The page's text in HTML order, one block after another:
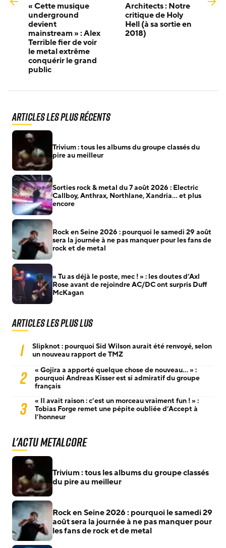
« Cette musique
underground
devient
mainstream » : Alex
Terrible fier de voir
le metal extrême
conquérir le grand
public
Architects : Notre
critique de Holy
Hell (à sa sortie en
2018)
Articles les plus récents
Trivium : tous les albums du groupe classés du
pire au meilleur
Sorties rock & metal du 7 août 2026 : Electric
Callboy, Anthrax, Northlane, Xandria… et plus
encore
Rock en Seine 2026 : pourquoi le samedi 29 août
sera la journée à ne pas manquer pour les fans de
rock et de metal
« Tu as déjà le poste, mec ! » : les doutes d’Axl
Rose avant de rejoindre AC/DC ont surpris Duff
McKagan
Articles les plus lus
1
Slipknot : pourquoi Sid Wilson aurait été renvoyé, selon
un nouveau rapport de TMZ
2
« Gojira a apporté quelque chose de nouveau… » :
pourquoi Andreas Kisser est si admiratif du groupe
français
3
« Il avait raison : c’est un morceau vraiment fun ! » :
Tobias Forge remet une pépite oubliée d’Accept à
l’honneur
L'actu Metalcore
Trivium : tous les albums du groupe classés
du pire au meilleur
Rock en Seine 2026 : pourquoi le samedi 29
août sera la journée à ne pas manquer pour
les fans de rock et de metal